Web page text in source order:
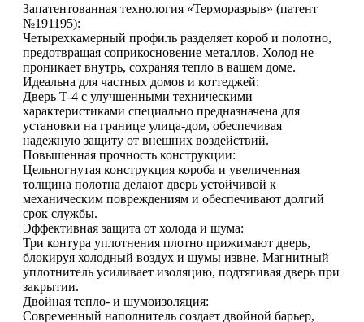
Запатентованная технология «Терморазрыв» (патент
№191195):
Четырехкамерный профиль разделяет короб и полотно,
предотвращая соприкосновение металлов. Холод не
проникает внутрь, сохраняя тепло в вашем доме.
Идеальна для частных домов и коттеджей:
Дверь Т-4 с улучшенными техническими
характеристиками специально предназначена для
установки на границе улица-дом, обеспечивая
надежную защиту от внешних воздействий.
Повышенная прочность конструкции:
Цельногнутая конструкция короба и увеличенная
толщина полотна делают дверь устойчивой к
механическим повреждениям и обеспечивают долгий
срок службы.
Эффективная защита от холода и шума:
Три контура уплотнения плотно прижимают дверь,
блокируя холодный воздух и шумы извне. Магнитный
уплотнитель усиливает изоляцию, подтягивая дверь при
закрытии.
Двойная тепло- и шумоизоляция:
Современный наполнитель создает двойной барьер,